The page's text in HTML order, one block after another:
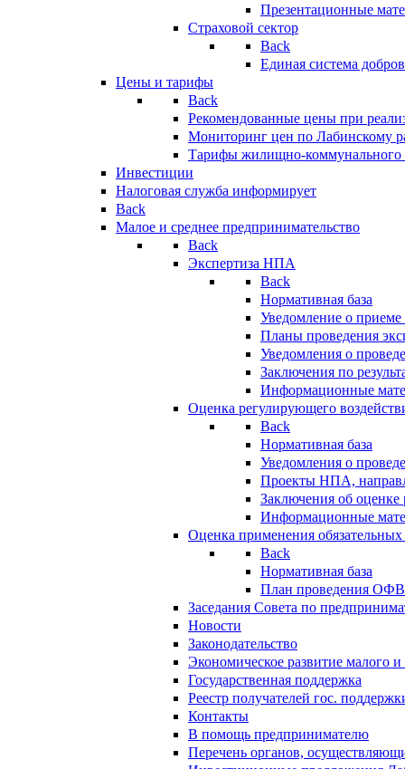
Презентационные
Страховой сектор
Back
Единая система
Цены и тарифы
Back
Рекомендованные цены при
Мониторинг цен по Лабинскому
Тарифы жилищно-коммунального
Инвестиции
Налоговая служба информирует
Back
Малое и среднее предпринимательство
Back
Экспертиза НПА
Back
Нормативная база
Уведомление о
Планы проведения
Уведомления о
Заключения по
Информационные
Оценка регулирующего
Back
Нормативная база
Уведомления о
Проекты НПА,
Заключения об
Информационные
Оценка применения
Back
Нормативная база
План проведения
Заседания Совета по
Новости
Законодательство
Экономическое развитие малого и
Государственная поддержка
Реестр получателей гос.
Контакты
В помощь предпринимателю
Перечень органов,